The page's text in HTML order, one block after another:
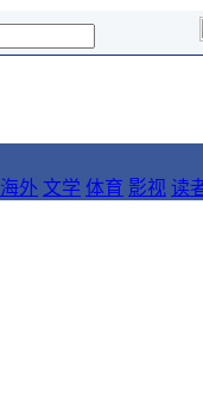
海外 文学 体育 影视 读